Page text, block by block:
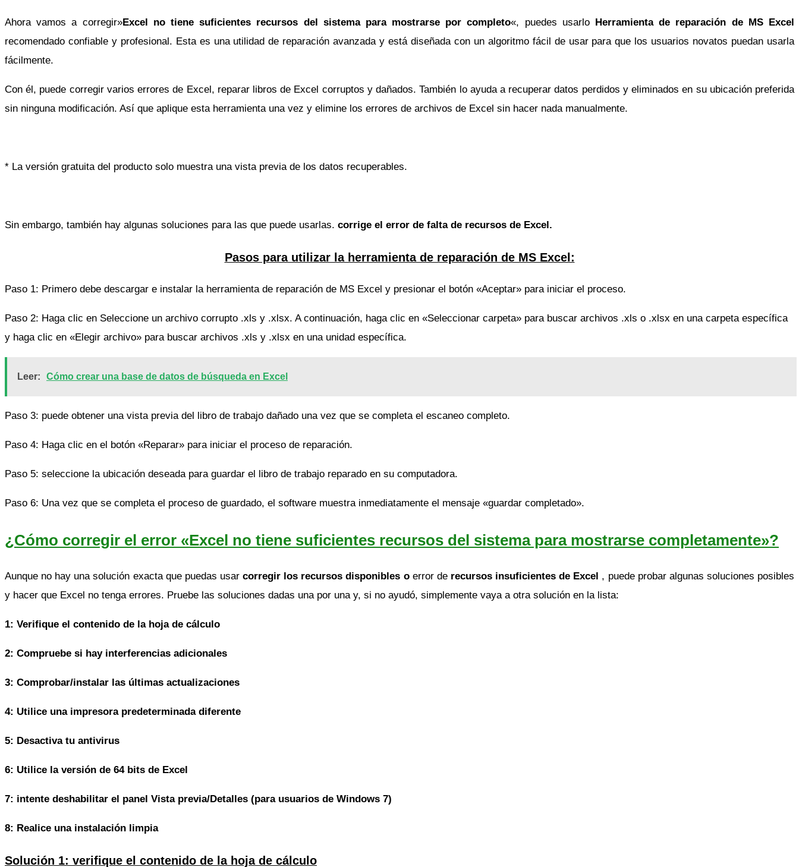
Ahora vamos a corregir»Excel no tiene suficientes recursos del sistema para mostrarse por completo«, puedes usarlo Herramienta de reparación de MS Excel
recomendado confiable y profesional. Esta es una utilidad de reparación avanzada y está diseñada con un algoritmo fácil de usar para que los usuarios novatos puedan usarla
fácilmente.
Con él, puede corregir varios errores de Excel, reparar libros de Excel corruptos y dañados. También lo ayuda a recuperar datos perdidos y eliminados en su ubicación preferida
sin ninguna modificación. Así que aplique esta herramienta una vez y elimine los errores de archivos de Excel sin hacer nada manualmente.
* La versión gratuita del producto solo muestra una vista previa de los datos recuperables.
Sin embargo, también hay algunas soluciones para las que puede usarlas. corrige el error de falta de recursos de Excel.
Pasos para utilizar la herramienta de reparación de MS Excel:
Paso 1: Primero debe descargar e instalar la herramienta de reparación de MS Excel y presionar el botón «Aceptar» para iniciar el proceso.
Paso 2: Haga clic en Seleccione un archivo corrupto .xls y .xlsx. A continuación, haga clic en «Seleccionar carpeta» para buscar archivos .xls o .xlsx en una carpeta específica
y haga clic en «Elegir archivo» para buscar archivos .xls y .xlsx en una unidad específica.
Leer: Cómo crear una base de datos de búsqueda en Excel
Paso 3: puede obtener una vista previa del libro de trabajo dañado una vez que se completa el escaneo completo.
Paso 4: Haga clic en el botón «Reparar» para iniciar el proceso de reparación.
Paso 5: seleccione la ubicación deseada para guardar el libro de trabajo reparado en su computadora.
Paso 6: Una vez que se completa el proceso de guardado, el software muestra inmediatamente el mensaje «guardar completado».
¿Cómo corregir el error «Excel no tiene suficientes recursos del sistema para mostrarse completamente»?
Aunque no hay una solución exacta que puedas usarcorregir los recursos disponibles o error de recursos insuficientes de Excel , puede probar algunas soluciones posibles
y hacer que Excel no tenga errores. Pruebe las soluciones dadas una por una y, si no ayudó, simplemente vaya a otra solución en la lista:
1: Verifique el contenido de la hoja de cálculo
2: Compruebe si hay interferencias adicionales
3: Comprobar/instalar las últimas actualizaciones
4: Utilice una impresora predeterminada diferente
5: Desactiva tu antivirus
6: Utilice la versión de 64 bits de Excel
7: intente deshabilitar el panel Vista previa/Detalles (para usuarios de Windows 7)
8: Realice una instalación limpia
Solución 1: verifique el contenido de la hoja de cálculo